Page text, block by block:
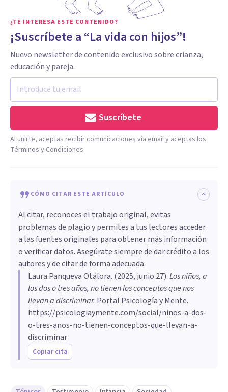
¿TE INTERESA ESTE CONTENIDO?
¡Suscríbete a “La vida con hijos”!
Nuevo newsletter de contenido exclusivo sobre crianza,
educación y pareja.
Suscríbete
Al unirte, aceptas recibir comunicaciones vía email y aceptas los
Términos y Condiciones.
CÓMO CITAR ESTE ARTÍCULO
Al citar, reconoces el trabajo original, evitas
problemas de plagio y permites a tus lectores acceder
a las fuentes originales para obtener más información
o verificar datos. Asegúrate siempre de dar crédito a los
autores y de citar de forma adecuada.
Laura Panqueva Otálora. (2025, junio 27).Los niños, a
los dos o tres años, no tienen los conceptos que nos
llevan a discriminar. Portal Psicología y Mente.
https://psicologiaymente.com/social/ninos-a-dos-
o-tres-anos-no-tienen-conceptos-que-llevan-a-
discriminar
Copiar cita